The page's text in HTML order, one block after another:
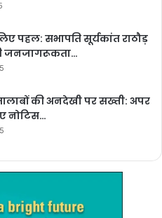
पहल: सभापति सूर्यकांत राठौड़
जनजागरूकता…
की अनदेखी पर सख्ती: अपर
नोटिस…